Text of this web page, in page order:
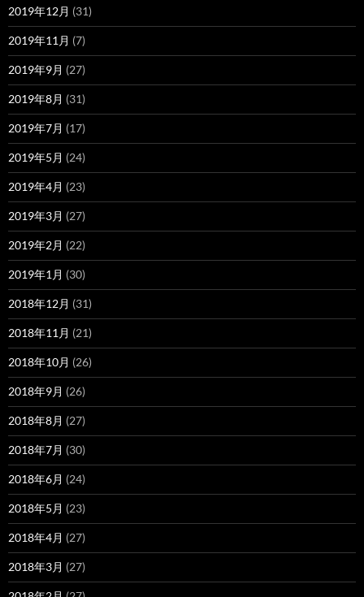
2019年12月 (31)
2019年11月 (7)
2019年9月 (27)
2019年8月 (31)
2019年7月 (17)
2019年5月 (24)
2019年4月 (23)
2019年3月 (27)
2019年2月 (22)
2019年1月 (30)
2018年12月 (31)
2018年11月 (21)
2018年10月 (26)
2018年9月 (26)
2018年8月 (27)
2018年7月 (30)
2018年6月 (24)
2018年5月 (23)
2018年4月 (27)
2018年3月 (27)